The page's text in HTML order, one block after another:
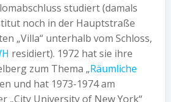
studiert (damals
noch in der Hauptstraße
„Villa“ unterhalb vom Schloss,
residiert). 1972 hat sie ihre
zum Thema „Räumliche
und hat 1973-1974 am
„City University of New York“